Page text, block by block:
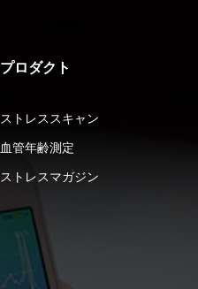
プロダクト
ストレススキャン
血管年齢測定
ストレスマガジン